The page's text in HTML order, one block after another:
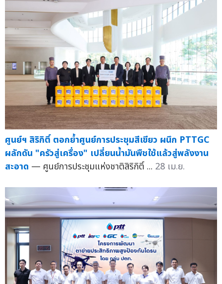
ศูนย์ฯ สิริกิติ์ ตอกย้ำศูนย์การประชุมสีเขียว ผนึก PTTGC
ผลักดัน "ครัวสู่เครื่อง" เปลี่ยนน้ำมันพืชใช้แล้วสู่พลังงาน
สะอาด — ศูนย์การประชุมแห่งชาติสิริกิติ์ ... 28 เม.ย.